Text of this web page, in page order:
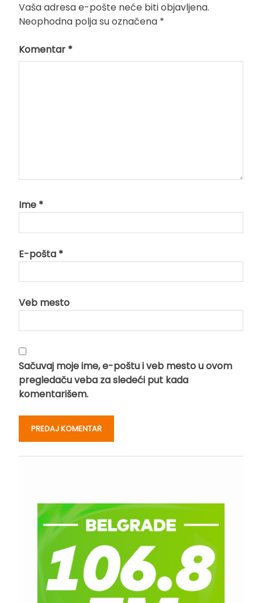
Vaša adresa e-pošte neće biti objavljena.
Neophodna polja su označena *
Komentar *
Ime *
E-pošta *
Veb mesto
Sačuvaj moje ime, e-poštu i veb mesto u ovom
pregledaču veba za sledeći put kada
komentarišem.